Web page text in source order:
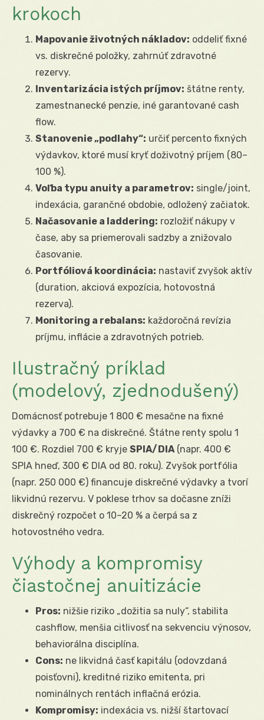
krokoch
Mapovanie životných nákladov: oddeliť fixné
vs. diskrečné položky, zahrnúť zdravotné
rezervy.
Inventarizácia istých príjmov: štátne renty,
zamestnanecké penzie, iné garantované cash
flow.
Stanovenie „podlahy“: určiť percento fixných
výdavkov, ktoré musí kryť doživotný príjem (80–
100 %).
Voľba typu anuity a parametrov: single/joint,
indexácia, garančné obdobie, odložený začiatok.
Načasovanie a laddering: rozložiť nákupy v
čase, aby sa priemerovali sadzby a znižovalo
časovanie.
Portfóliová koordinácia: nastaviť zvyšok aktív
(duration, akciová expozícia, hotovostná
rezerva).
Monitoring a rebalans: každoročná revízia
príjmu, inflácie a zdravotných potrieb.
Ilustračný príklad
(modelový, zjednodušený)
Domácnosť potrebuje 1 800 € mesačne na fixné
výdavky a 700 € na diskrečné. Štátne renty spolu 1
100 €. Rozdiel 700 € kryje SPIA/DIA (napr. 400 €
SPIA hneď, 300 € DIA od 80. roku). Zvyšok portfólia
(napr. 250 000 €) financuje diskrečné výdavky a tvorí
likvidnú rezervu. V poklese trhov sa dočasne zníži
diskrečný rozpočet o 10–20 % a čerpá sa z
hotovostného vedra.
Výhody a kompromisy
čiastočnej anuitizácie
Pros: nižšie riziko „dožitia sa nuly“, stabilita
cashflow, menšia citlivosť na sekvenciu výnosov,
behaviorálna disciplína.
Cons: ne likvidná časť kapitálu (odovzdaná
poisťovni), kreditné riziko emitenta, pri
nominálnych rentách inflačná erózia.
Kompromisy: indexácia vs. nižší štartovací